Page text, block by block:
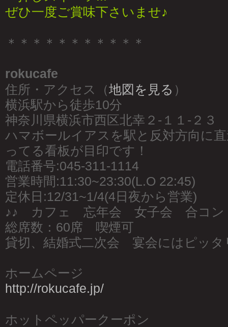
ぜひ一度ご賞味下さいませ♪
＊＊＊＊＊＊＊＊＊＊＊
rokucafe
住所・アクセス（地図を見る ）
横浜駅から徒歩10分
神奈川県横浜市西区北幸２-１１-２３
ハマボールイアスを駅と反対方向に
ってる看板が目印です！
電話番号:045-311-1114
営業時間:11:30~23:30(L.O 22:45)
定休日:12/31~1/4(4日夜から営業)
♪♪ カフェ 忘年会 女子会 合コ
総席数：60席 喫煙可
貸切、結婚式二次会 宴会にはピッタ
ホームページ
http://rokucafe.jp/
ホットペッパークーポン